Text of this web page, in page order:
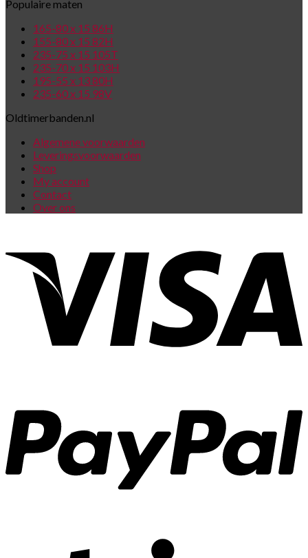
Populaire maten
165-80 x 15 86H
155-80 x 15 82H
235-75 x 15 105T
235-70 x 15 103H
195-55 x 13 80H
235-60 x 15 98V
Oldtimerbanden.nl
Algemene voorwaarden
Leveringsvoorwaarden
Shop
My account
Contact
Over ons